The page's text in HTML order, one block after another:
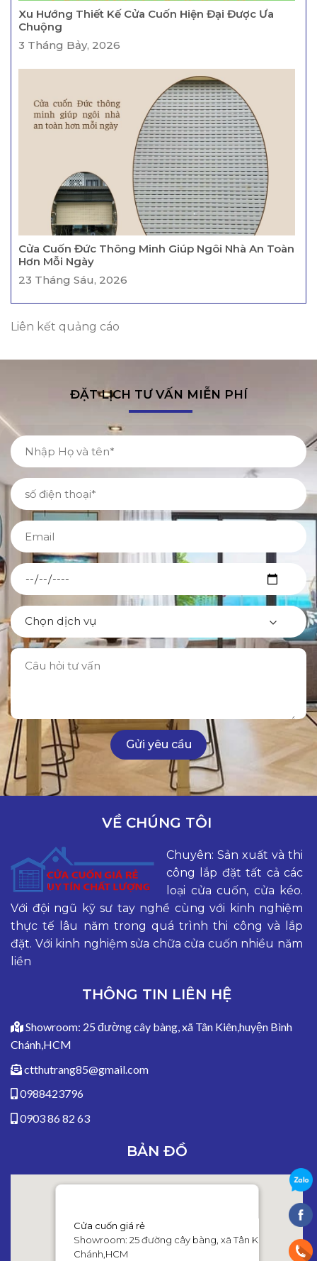
Xu Hướng Thiết Kế Cửa Cuốn Hiện Đại Được Ưa
Chuộng
3 Tháng Bảy, 2026
Cửa Cuốn Đức Thông Minh Giúp Ngôi Nhà An Toàn
Hơn Mỗi Ngày
23 Tháng Sáu, 2026
Liên kết quảng cáo
ĐẶT LỊCH TƯ VẤN MIỄN PHÍ
VỀ CHÚNG TÔI
Chuyên: Sản xuất và thi
công lắp đặt tất cả các
loại cửa cuốn, cửa kéo.
Với đội ngũ kỹ sư tay nghề cùng với kinh nghiệm
thực tế lâu năm trong quá trình thi công và lắp
đặt. Với kinh nghiệm sửa chữa cửa cuốn nhiều năm
liền
THÔNG TIN LIÊN HỆ
Showroom: 25 đường cây bàng, xã Tân Kiên,huyện Bình
Chánh,HCM
ctthutrang85@gmail.com
0988423796
0903 86 82 63
BẢN ĐỒ
Cửa cuốn giá rẻ
Showroom: 25 đường cây bàng, xã Tân Kiên,huyện
Chánh,HCM